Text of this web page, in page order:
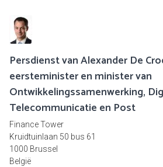
Persdienst van Alexander De
eersteminister en minister van
Ontwikkelingssamenwerking,
Telecommunicatie en Post
Finance Tower
Kruidtuinlaan 50 bus 61
1000 Brussel
België